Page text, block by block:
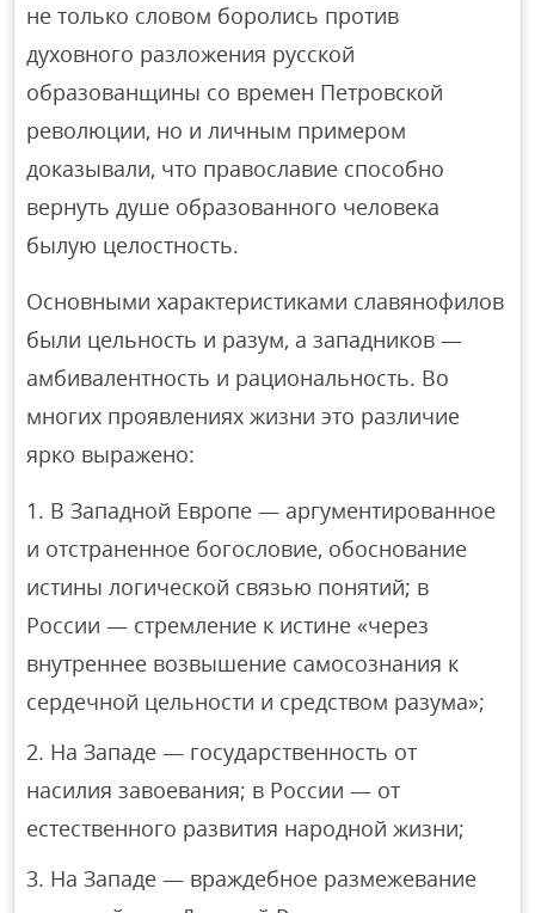
не только словом боролись против
духовного разложения русской
образованщины со времен Петровской
революции, но и личным примером
доказывали, что православие способно
вернуть душе образованного человека
былую целостность.
Основными характеристиками славянофилов
были цельность и разум, а западников —
амбивалентность и рациональность. Во
многих проявлениях жизни это различие
ярко выражено:
В Западной Европе — аргументированное
и отстраненное богословие, обоснование
истины логической связью понятий; в
России — стремление к истине «через
внутреннее возвышение самосознания к
сердечной цельности и средством разума»;
На Западе — государственность от
насилия завоевания; в России — от
естественного развития народной жизни;
На Западе — враждебное размежевание